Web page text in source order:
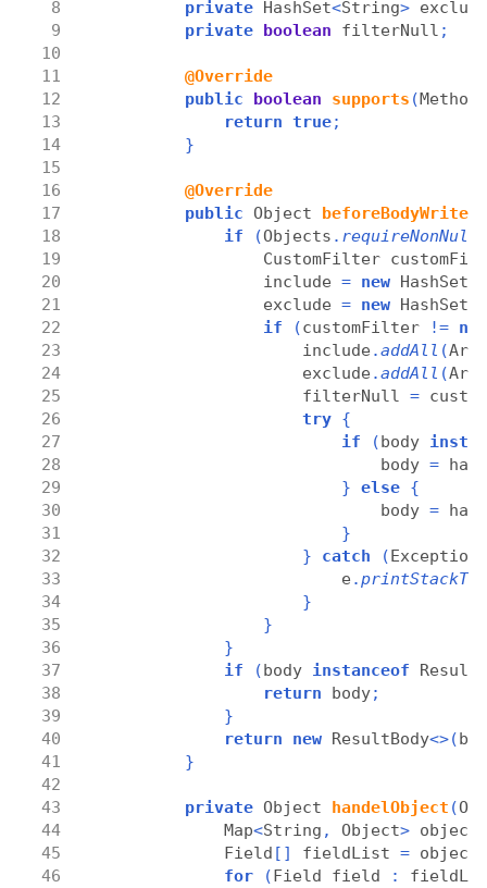
private HashSet<String> exclude
private boolean filterNull ;
@Override
public
boolean supports (
return true;
}
@Override
public Object beforeBodyWrite
if
(Objects . requireNonNull
CustomFilter
                include
= new HashSet
                exclude
= new HashSet
if
(customFilter !=
                    include
.addAll (
                    exclude
.addAll (
                    filterNull
=
try {
if
(body
                            body
=
} else {
                            body
=
}
}
catch (Exception
                        e
.
}
}
}
if
(body instanceof
return body;
}
return
new ResultBody<>(
}
private Object handelObject (
            Map
<String , Object>
            Field
[] fieldList = object
for
(Field field :